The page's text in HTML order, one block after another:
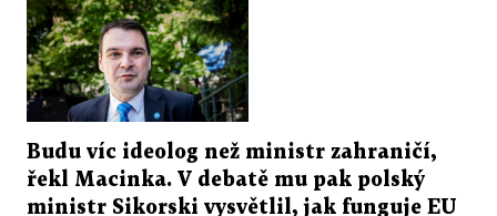
Budu víc ideolog než ministr zahraničí,
řekl Macinka. V debatě mu pak polský
ministr Sikorski vysvětlil, jak funguje EU